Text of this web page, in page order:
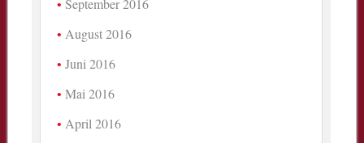
September 2016
August 2016
Juni 2016
Mai 2016
April 2016